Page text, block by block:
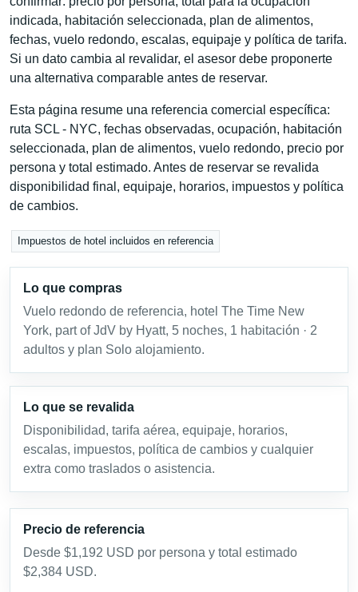
indicada, habitación seleccionada, plan de alimentos,
fechas, vuelo redondo, escalas, equipaje y política de tarifa.
Si un dato cambia al revalidar, el asesor debe proponerte
una alternativa comparable antes de reservar.
Esta página resume una referencia comercial específica:
ruta SCL - NYC, fechas observadas, ocupación, habitación
seleccionada, plan de alimentos, vuelo redondo, precio por
persona y total estimado. Antes de reservar se revalida
disponibilidad final, equipaje, horarios, impuestos y política
de cambios.
Impuestos de hotel incluidos en referencia
Lo que compras
Vuelo redondo de referencia, hotel The Time New
York, part of JdV by Hyatt, 5 noches, 1 habitación · 2
adultos y plan Solo alojamiento.
Lo que se revalida
Disponibilidad, tarifa aérea, equipaje, horarios,
escalas, impuestos, política de cambios y cualquier
extra como traslados o asistencia.
Precio de referencia
Desde $1,192 USD por persona y total estimado
$2,384 USD.